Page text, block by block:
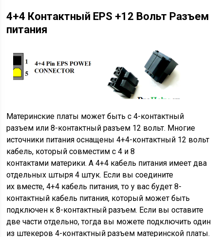
4+4 Контактный EPS +12 Вольт Разъем
питания
Материнские платы может быть с 4-контактный
разъем или 8-контактный разъем 12 вольт. Многие
источники питания оснащены 4+4-контактный 12 вольт
кабель, который совместим с 4 и 8
контактами материки. А 4+4 кабель питания имеет два
отдельных штыря 4 штук. Если вы соедините
их вместе, 4+4 кабель питания, то у вас будет 8-
контактный кабель питания, который может быть
подключен к 8-контактный разъем. Если вы оставите
две части отдельно, тогда вы можете подключить один
из штекеров 4-контактный разъем материнской платы.